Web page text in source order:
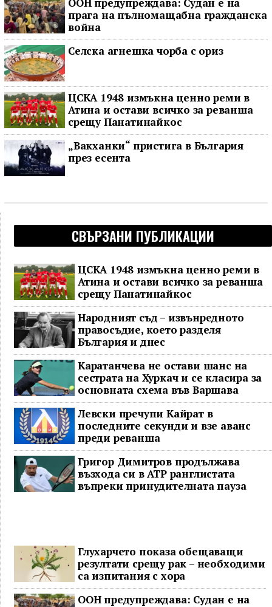
прага на пълномащабна гражданска
война
Селска агнешка чорба с ориз
ЦСКА 1948 измъкна ценно реми в
Атина и остави всичко за реванша
срещу Панатинайкос
„Вакханки“ пристига в България
през есента
СВЪРЗАНИ ПУБЛИКАЦИИ
ЦСКА 1948 измъкна ценно реми в
Атина и остави всичко за реванша
срещу Панатинайкос
Народният съд – извънредното
правосъдие, което разделя
България и днес
Каратанчева не остави шанс на
сестрата на Хуркач и се класира за
основната схема във Варшава
Левски пречупи Кайрат в
последните секунди и взе аванс
преди реванша
Григор Димитров продължава
възхода си в ATP ранглистата
въпреки принудителната пауза
Глухарчето показа обещаващи
резултати срещу рак – необходими
са изпитания с хора
ООН предупреждава: Судан е на